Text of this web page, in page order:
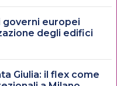
governi europei
degli edifici
Giulia: il flex come